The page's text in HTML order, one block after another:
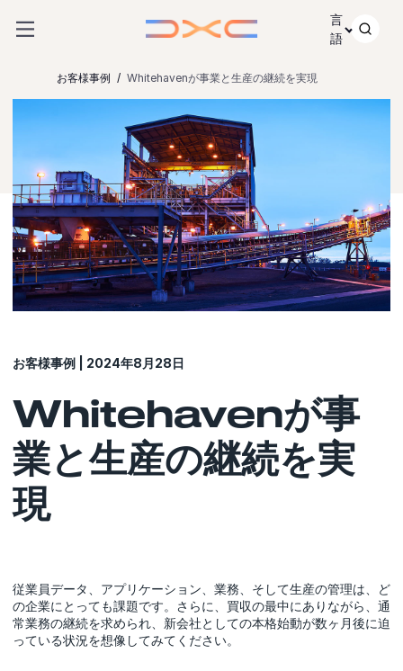
言
語
お客様事例 Whitehavenが事業と生産の継続を実現
お客様事例 | 2024年8月28日
Whitehavenが事
業と生産の継続を実
現
従業員データ、アプリケーション、業務、そして生産の管理は、ど
の企業にとっても課題です。さらに、買収の最中にありながら、通
常業務の継続を求められ、新会社としての本格始動が数ヶ月後に迫
っている状況を想像してみてください。